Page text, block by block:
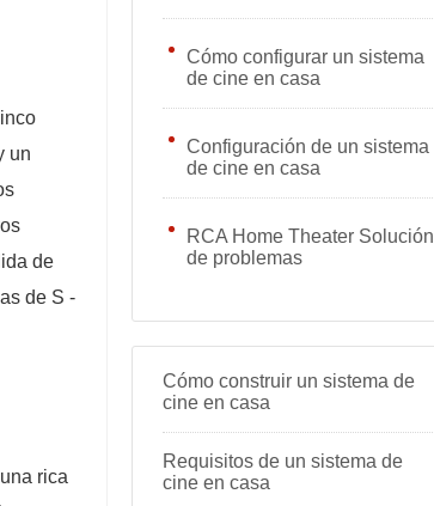
un
de
de S -
rica
Cómo configurar un sistema
de cine en casa
Configuración de un sistema
de cine en casa
RCA Home Theater Solución
de problemas
Cómo construir un sistema de
cine en casa
Requisitos de un sistema de
cine en casa